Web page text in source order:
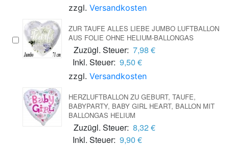
zzgl. Versandkosten
ZUR TAUFE ALLES LIEBE JUMBO LUFTBALLON
AUS FOLIE OHNE HELIUM-BALLONGAS
Zuzügl. Steuer: 7,98 €
Inkl. Steuer: 9,50 €
zzgl. Versandkosten
HERZLUFTBALLON ZU GEBURT, TAUFE,
BABYPARTY, BABY GIRL HEART, BALLON MIT
BALLONGAS HELIUM
Zuzügl. Steuer: 8,32 €
Inkl. Steuer: 9,90 €